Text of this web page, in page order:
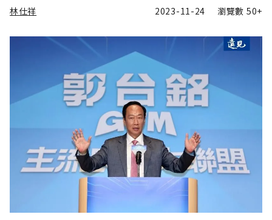
林仕祥 2023-11-24 瀏覽數 50+